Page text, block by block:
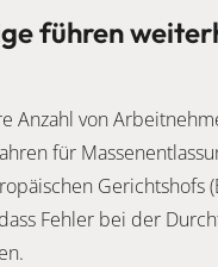
führen
Anzahl von
für
Gerichtshofs
Fehler bei der